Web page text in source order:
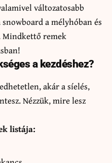
változatosabb
a mélyhóban és
Mindkettő remek
a kezdéshez?
akár a síelés,
Nézzük, mire lesz
listája: